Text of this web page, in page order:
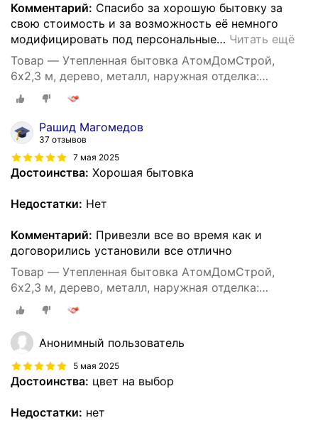
Комментарий: Спасибо за хорошую бытовку за
свою стоимость и за возможность её немного
модифицировать под персональные… Читать ещё
Товар — Утепленная бытовка АтомДомСтрой,
6х2,3 м, дерево, металл, наружная отделка:
профлист
Рашид Магомедов
37 отзывов
7 мая 2025
Достоинства: Хорошая бытовка
Недостатки: Нет
Комментарий: Привезли все во время как и
договорились установили все отлично
Товар — Утепленная бытовка АтомДомСтрой,
6х2,3 м, дерево, металл, наружная отделка:
профлист
Анонимный пользователь
5 мая 2025
Достоинства: цвет на выбор
Недостатки: нет